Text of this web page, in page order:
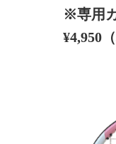
※専用
¥4,950